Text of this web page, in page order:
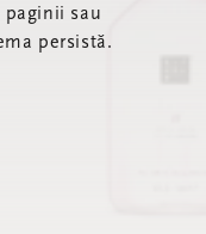
paginii sau
persistă.